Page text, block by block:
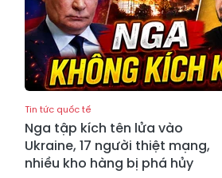
Tin tức quốc tế
Nga tập kích tên lửa vào
Ukraine, 17 người thiệt mạng,
nhiều kho hàng bị phá hủy